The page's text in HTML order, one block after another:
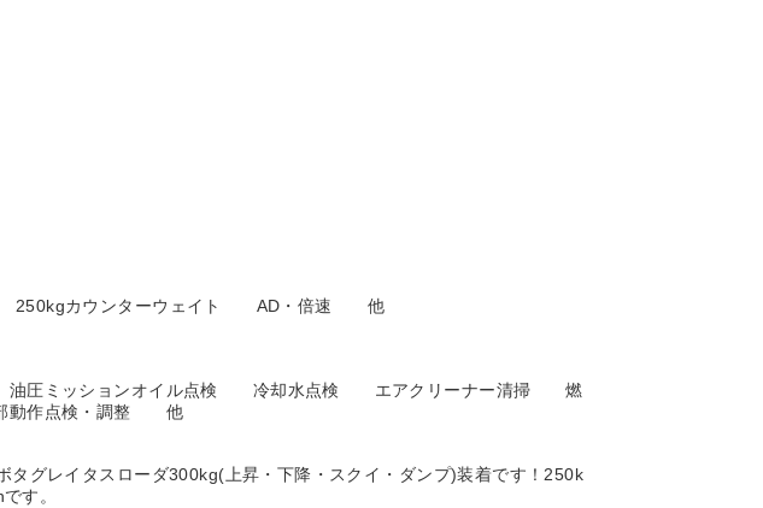
) 250kgカウンターウェイト AD・倍速 他
油圧ミッションオイル点検 冷却水点検 エアクリーナー清掃 燃
動作点検・調整 他
グレイタスローダ300kg(上昇・下降・スクイ・ダンプ)装着です！250k
す。